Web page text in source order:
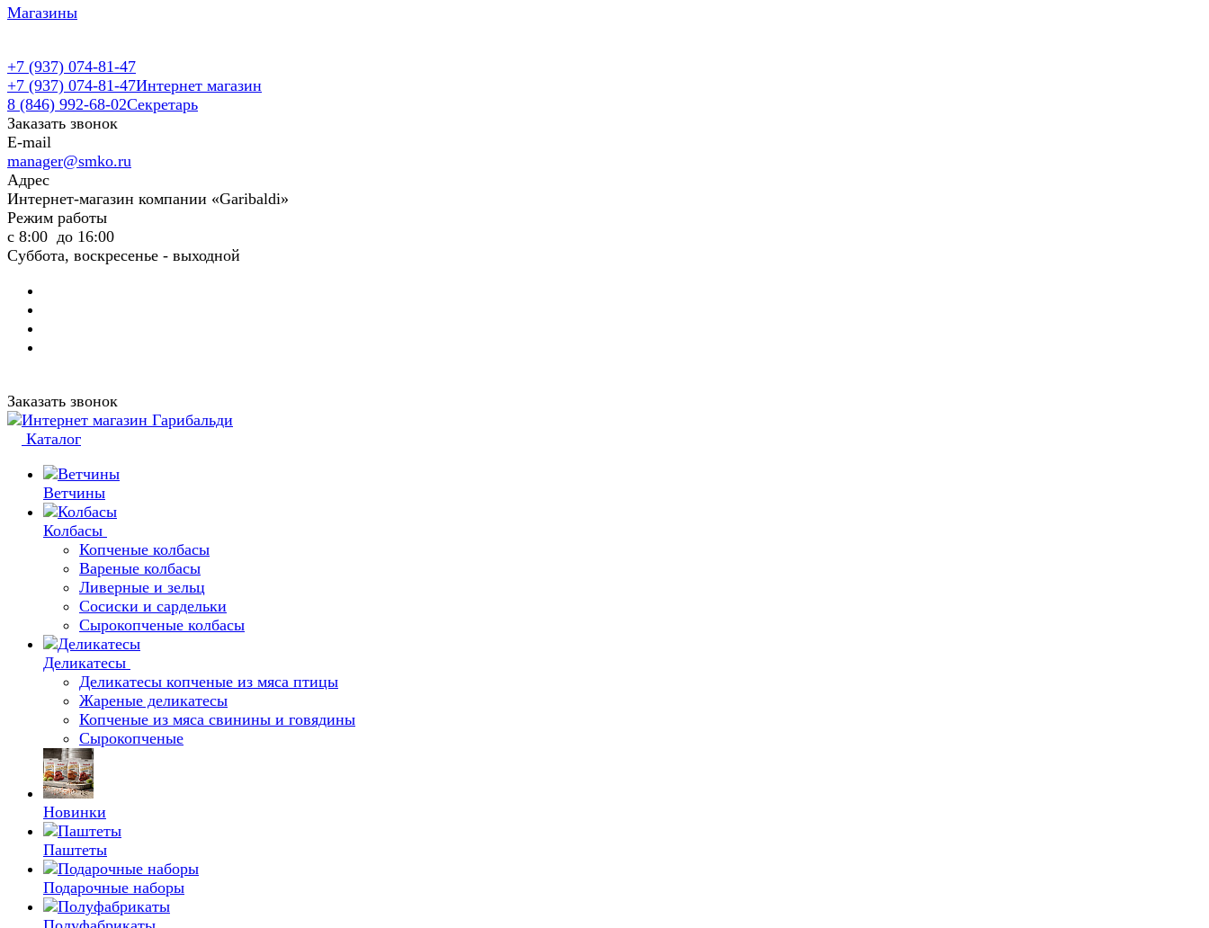
Магазины
+7 (937) 074-81-47
+7 (937) 074-81-47Интернет магазин
8 (846) 992-68-02Секретарь
Заказать звонок
E-mail
manager@smko.ru
Адрес
Интернет-магазин компании «Garibaldi»
Режим работы
с 8:00 до 16:00
Суббота, воскресенье - выходной
Заказать звонок
Каталог
Ветчины
Колбасы
Копченые колбасы
Вареные колбасы
Ливерные и зельц
Сосиски и сардельки
Сырокопченые колбасы
Деликатесы
Деликатесы копченые из мяса птицы
Жареные деликатесы
Копченые из мяса свинины и говядины
Сырокопченые
Новинки
Паштеты
Подарочные наборы